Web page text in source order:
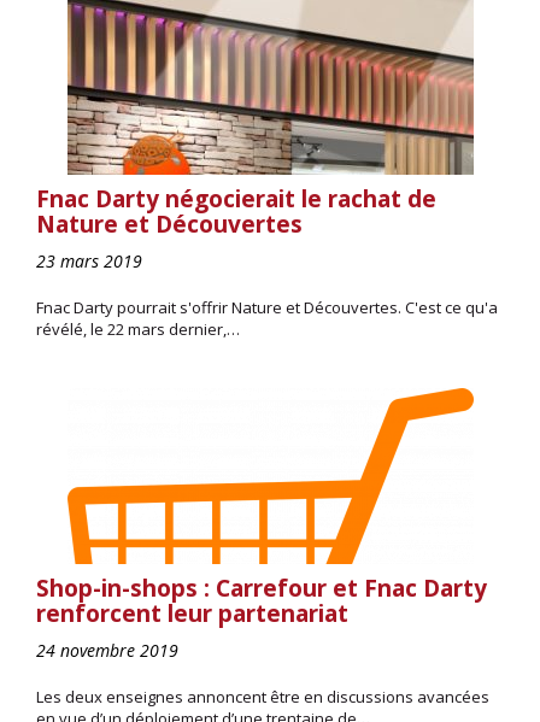
Fnac Darty négocierait le rachat de
Nature et Découvertes
23 mars 2019
Fnac Darty pourrait s'offrir Nature et Découvertes. C'est ce qu'a
révélé, le 22 mars dernier,…
Shop-in-shops : Carrefour et Fnac Darty
renforcent leur partenariat
24 novembre 2019
Les deux enseignes annoncent être en discussions avancées